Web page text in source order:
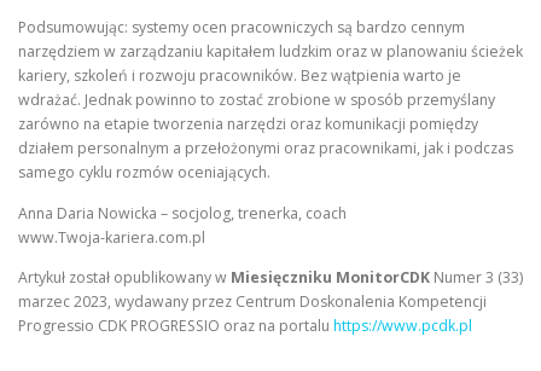
Podsumowując: systemy ocen pracowniczych są bardzo cennym
narzędziem w zarządzaniu kapitałem ludzkim oraz w planowaniu ścieżek
kariery, szkoleń i rozwoju pracowników. Bez wątpienia warto je
wdrażać. Jednak powinno to zostać zrobione w sposób przemyślany
zarówno na etapie tworzenia narzędzi oraz komunikacji pomiędzy
działem personalnym a przełożonymi oraz pracownikami, jak i podczas
samego cyklu rozmów oceniających.
Anna Daria Nowicka – socjolog, trenerka, coach
www.Twoja-kariera.com.pl
Artykuł został opublikowany w Miesięczniku MonitorCDK Numer 3 (33)
marzec 2023, wydawany przez Centrum Doskonalenia Kompetencji
Progressio CDK PROGRESSIO oraz na portalu https://www.pcdk.pl